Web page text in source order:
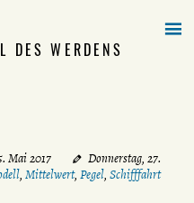
DES WERDENS
Mai 2017
Donnerstag, 27.
, Mittelwert, Pegel, Schifffahrt
